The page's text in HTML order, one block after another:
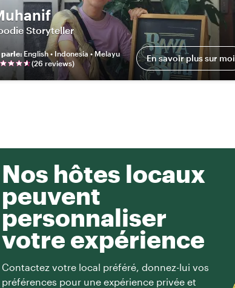
Storyteller
parle: English • Indonesia • Melayu
(26 reviews) En savoir plus sur moi
Nos hôtes locaux
peuvent
personnaliser
votre expérience
Contactez votre local préféré, donnez-lui vos
préférences pour une expérience privée et